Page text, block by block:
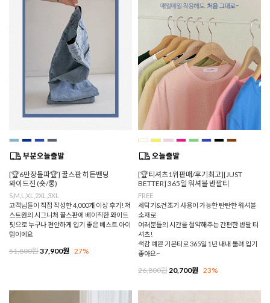
[🏆6만장돌파🏆] 꿀스판 히든밴딩
와이드진 (숏/롱)
S,M,L,XL,2XL,3XL
고객님들이 직접 작성한 4,000개 이상 후기! 저
스트원의 시그니처 꿀스판에 베이직한 와이드
핏으로 누구나 편안하게 입기 좋은 베스트 아이
템이에요
51,800원37,900원 27%
[🏆티셔츠1위판매/후기최고][JUST
BETTER] 365일 워셔블 반팔티
FREE
세탁기&건조기 사용이 가능한 탄탄한 워셔블
소재로
여러분들의 시간을 절약해주는 간편한 반팔 티
셔츠!
색감 예쁜 기본티로 365일 1년 내내 돌려 입기
좋아요~
26,800원20,700원 23%